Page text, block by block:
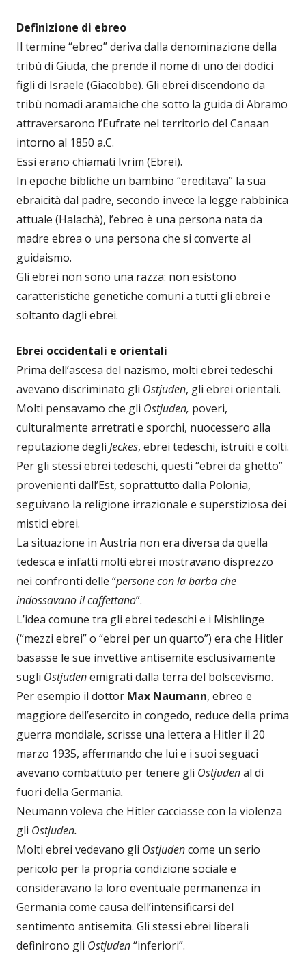
Definizione di ebreo
Il termine “ebreo” deriva dalla denominazione della
tribù di Giuda, che prende il nome di uno dei dodici
figli di Israele (Giacobbe). Gli ebrei discendono da
tribù nomadi aramaiche che sotto la guida di Abramo
attraversarono l’Eufrate nel territorio del Canaan
intorno al 1850 a.C.
Essi erano chiamati Ivrim (Ebrei).
In epoche bibliche un bambino “ereditava” la sua
ebraicità dal padre, secondo invece la legge rabbinica
attuale (Halachà), l’ebreo è una persona nata da
madre ebrea o una persona che si converte al
guidaismo.
Gli ebrei non sono una razza: non esistono
caratteristiche genetiche comuni a tutti gli ebrei e
soltanto dagli ebrei.
Ebrei occidentali e orientali
Prima dell’ascesa del nazismo, molti ebrei tedeschi
avevano discriminato gli Ostjuden, gli ebrei orientali.
Molti pensavamo che gli Ostjuden, poveri,
culturalmente arretrati e sporchi, nuocessero alla
reputazione degli Jeckes, ebrei tedeschi, istruiti e colti.
Per gli stessi ebrei tedeschi, questi “ebrei da ghetto”
provenienti dall’Est, soprattutto dalla Polonia,
seguivano la religione irrazionale e superstiziosa dei
mistici ebrei.
La situazione in Austria non era diversa da quella
tedesca e infatti molti ebrei mostravano disprezzo
nei confronti delle “persone con la barba che
indossavano il caffettano”.
L’idea comune tra gli ebrei tedeschi e i Mishlinge
(“mezzi ebrei” o “ebrei per un quarto”) era che Hitler
basasse le sue invettive antisemite esclusivamente
sugli Ostjudenemigrati dalla terra del bolscevismo.
Per esempio il dottor Max Naumann, ebreo e
maggiore dell’esercito in congedo, reduce della prima
guerra mondiale, scrisse una lettera a Hitler il 20
marzo 1935, affermando che lui e i suoi seguaci
avevano combattuto per tenere gli Ostjudenal di
fuori della Germania.
Neumann voleva che Hitler cacciasse con la violenza
gli Ostjuden.
Molti ebrei vedevano gli Ostjudencome un serio
pericolo per la propria condizione sociale e
consideravano la loro eventuale permanenza in
Germania come causa dell’intensificarsi del
sentimento antisemita. Gli stessi ebrei liberali
definirono gli Ostjuden“inferiori”.